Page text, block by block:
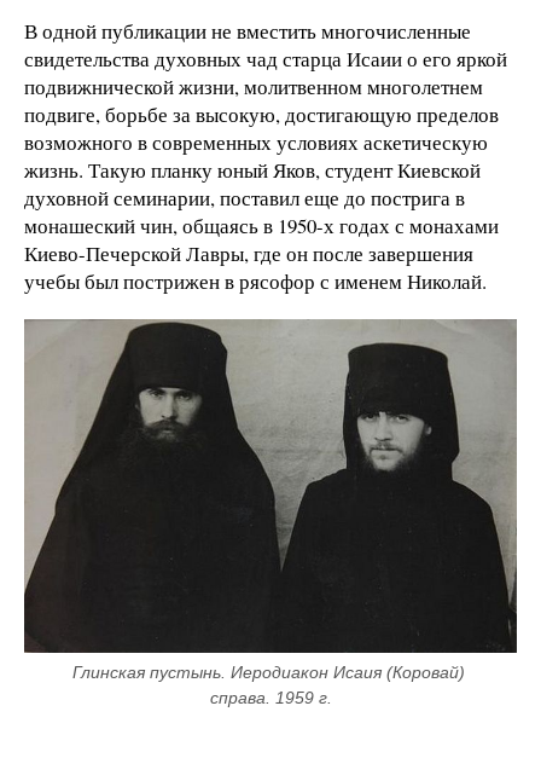
В одной публикации не вместить многочисленные
свидетельства духовных чад старца Исаии о его яркой
подвижнической жизни, молитвенном многолетнем
подвиге, борьбе за высокую, достигающую пределов
возможного в современных условиях аскетическую
жизнь. Такую планку юный Яков, студент Киевской
духовной семинарии, поставил еще до пострига в
монашеский чин, общаясь в 1950-х годах с монахами
Киево-Печерской Лавры, где он после завершения
учебы был пострижен в рясофор с именем Николай.
Глинская пустынь. Иеродиакон Исаия (Коровай)
справа. 1959 г.